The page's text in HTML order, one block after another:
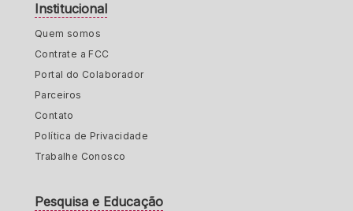
Institucional
Quem somos
Contrate a FCC
Portal do Colaborador
Parceiros
Contato
Política de Privacidade
Trabalhe Conosco
Pesquisa e Educação